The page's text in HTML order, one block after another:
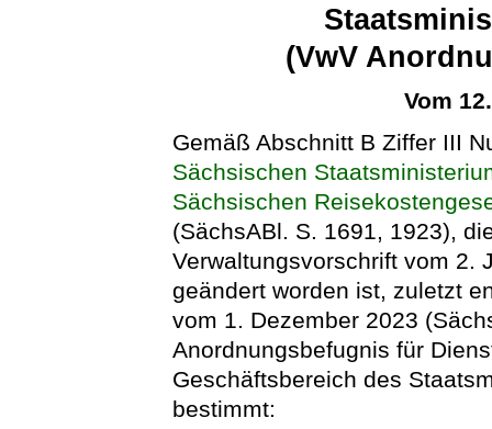
(VwV
Vom
Gemäß Abschnitt B Ziffer III
Sächsischen
Sächsischen
(SächsABl. S. 1691, 1923),
Verwaltungsvorschrift vom 2.
geändert worden ist, zuletzt
vom 1. Dezember 2023
Anordnungsbefugnis für
Geschäftsbereich des
bestimmt: